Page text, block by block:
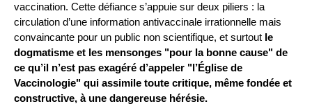
vaccination. Cette défiance s’appuie sur deux piliers : la
circulation d’une information antivaccinale irrationnelle mais
convaincante pour un public non scientifique, et surtout le
dogmatisme et les mensonges "pour la bonne cause" de
ce qu’il n’est pas exagéré d’appeler "l’Église de
Vaccinologie" qui assimile toute critique, même fondée et
constructive, à une dangereuse hérésie.